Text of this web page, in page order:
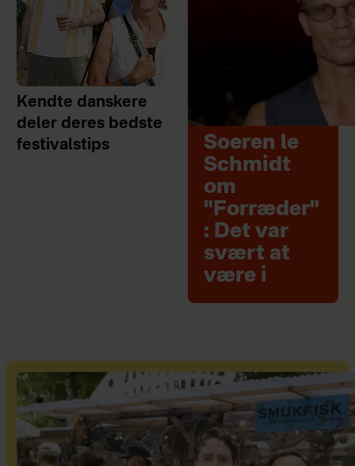
Kendte danskere
deler deres bedste
festivalstips
Soeren le
Schmidt
om
"Forræder"
: Det var
svært at
være i